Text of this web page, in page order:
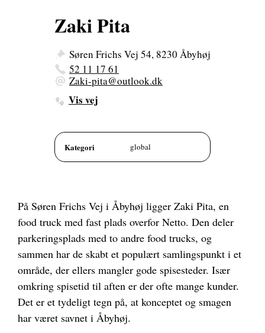
Zaki Pita
Søren Frichs Vej 54, 8230 Åbyhøj
52 11 17 61
Zaki-pita@outlook.dk
Vis vej
Kategori global
På Søren Frichs Vej i Åbyhøj ligger Zaki Pita, en
food truck med fast plads overfor Netto. Den deler
parkeringsplads med to andre food trucks, og
sammen har de skabt et populært samlingspunkt i et
område, der ellers mangler gode spisesteder. Især
omkring spisetid til aften er der ofte mange kunder.
Det er et tydeligt tegn på, at konceptet og smagen
har været savnet i Åbyhøj.